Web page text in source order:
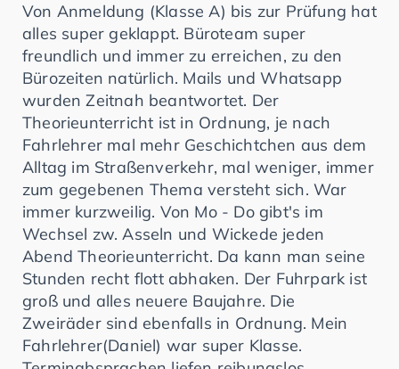
Von Anmeldung (Klasse A) bis zur Prüfung hat
alles super geklappt. Büroteam super
freundlich und immer zu erreichen, zu den
Bürozeiten natürlich. Mails und Whatsapp
wurden Zeitnah beantwortet. Der
Theorieunterricht ist in Ordnung, je nach
Fahrlehrer mal mehr Geschichtchen aus dem
Alltag im Straßenverkehr, mal weniger, immer
zum gegebenen Thema versteht sich. War
immer kurzweilig. Von Mo - Do gibt's im
Wechsel zw. Asseln und Wickede jeden
Abend Theorieunterricht. Da kann man seine
Stunden recht flott abhaken. Der Fuhrpark ist
groß und alles neuere Baujahre. Die
Zweiräder sind ebenfalls in Ordnung. Mein
Fahrlehrer(Daniel) war super Klasse.